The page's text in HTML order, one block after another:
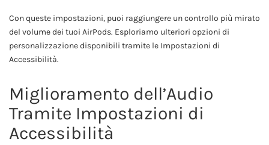
Con queste impostazioni, puoi raggiungere un controllo più mirato
del volume dei tuoi AirPods. Esploriamo ulteriori opzioni di
personalizzazione disponibili tramite le Impostazioni di
Accessibilità.
Miglioramento dell’Audio
Tramite Impostazioni di
Accessibilità